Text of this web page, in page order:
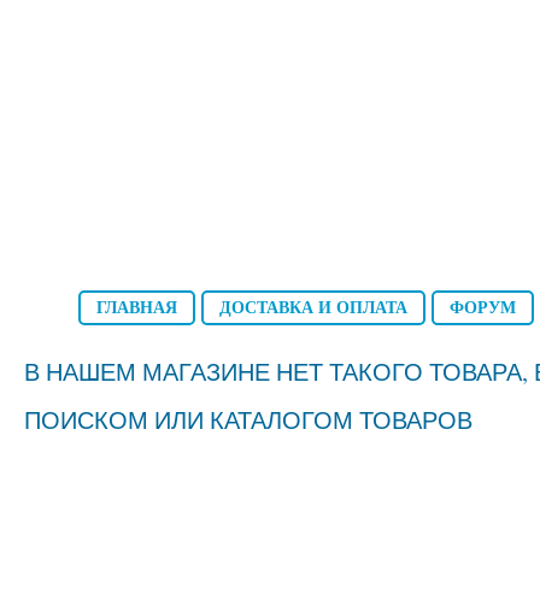
ГЛАВНАЯ ДОСТАВКА И ОПЛАТА ФОРУМ
В НАШЕМ МАГАЗИНЕ НЕТ ТАКОГО
ПОИСКОМ ИЛИ КАТАЛОГОМ ТОВАРОВ